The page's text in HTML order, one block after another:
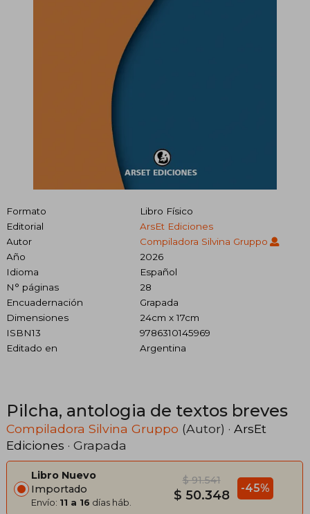
Formato
Libro Físico
Editorial
ArsEt Ediciones
Autor
Compiladora Silvina Gruppo
Año
2026
Idioma
Español
N° páginas
28
Encuadernación
Grapada
Dimensiones
24cm x 17cm
ISBN13
9786310145969
Editado en
Argentina
Pilcha, antologia de textos breves
Compiladora Silvina Gruppo (Autor) · ArsEt
Ediciones · Grapada
Libro Nuevo
Importado
Envío: 11 a 16 días háb.
$ 91.541
$ 50.348 -45%